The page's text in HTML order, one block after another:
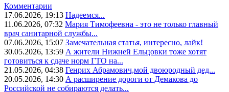
Комментарии
17.06.2026, 19:13 Надеемся...
11.06.2026, 07:32 Мария Тимофеевна - это не только главный
врач санитарной службы...
07.06.2026, 15:07 Замечательная статья, интересно, лайк!
30.05.2026, 13:59 А жители Нижней Ельцовки тоже хотят
готовиться к сдаче норм ГТО на...
21.05.2026, 04:38 Генрих Абрамович,мой двоюродный дед...
20.05.2026, 14:30 А расширение дороги от Демакова до
Российской не собираются делать...